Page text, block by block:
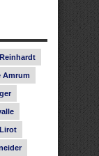
Amrum